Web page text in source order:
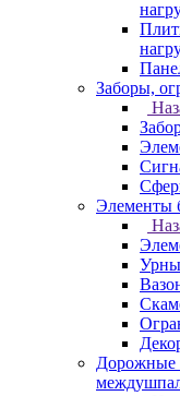
Заборы,
Элементы
Дорожные